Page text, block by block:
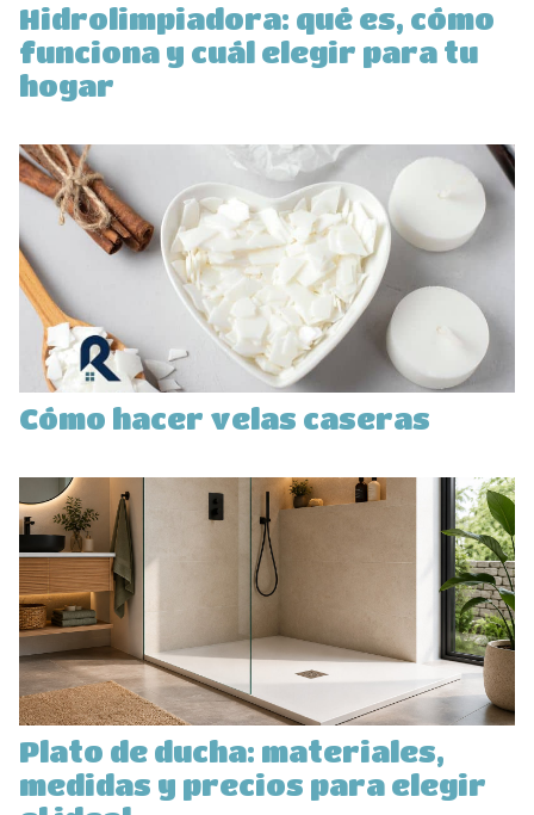
Hidrolimpiadora: qué es, cómo
funciona y cuál elegir para tu
hogar
Cómo hacer velas caseras
Plato de ducha: materiales,
medidas y precios para elegir